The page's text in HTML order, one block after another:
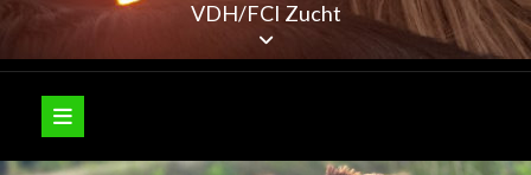
VDH/FCI Zucht